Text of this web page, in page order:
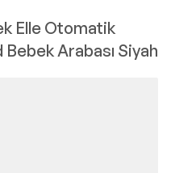
Elle Otomatik
Arabası Siyah